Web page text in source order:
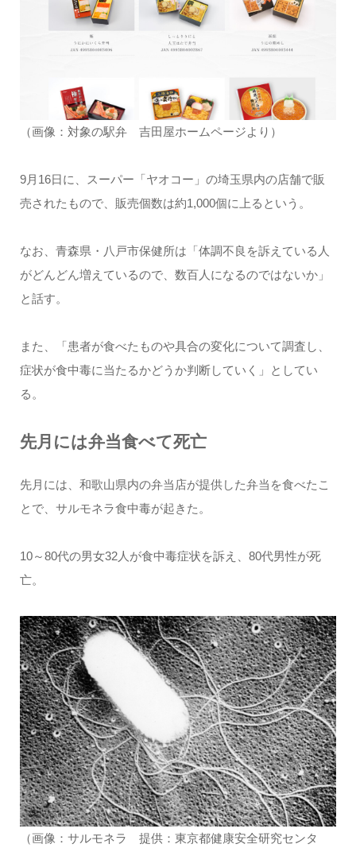
（画像：対象の駅弁 吉田屋ホームページより）
9月16日に、スーパー「ヤオコー」の埼玉県内の店舗で販
売されたもので、販売個数は約1,000個に上るという。
なお、青森県・八戸市保健所は「体調不良を訴えている人
がどんどん増えているので、数百人になるのではないか」
と話す。
また、「患者が食べたものや具合の変化について調査し、
症状が食中毒に当たるかどうか判断していく」としてい
る。
先月には弁当食べて死亡
先月には、和歌山県内の弁当店が提供した弁当を食べたこ
とで、サルモネラ食中毒が起きた。
10～80代の男女32人が食中毒症状を訴え、80代男性が死
亡。
（画像：サルモネラ 提供：東京都健康安全研究センタ